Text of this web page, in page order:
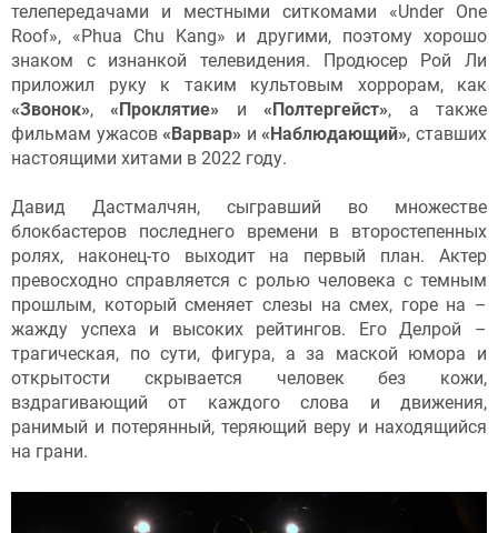
телепередачами и местными ситкомами «Under One
Roof», «Phua Chu Kang» и другими, поэтому хорошо
знаком с изнанкой телевидения. Продюсер Рой Ли
приложил руку к таким культовым хоррорам, как
«Звонок»,«Проклятие» и «Полтергейст», а также
фильмам ужасов«Варвар» и«Наблюдающий», ставших
настоящими хитами в 2022 году.
Давид Дастмалчян, сыгравший во множестве
блокбастеров последнего времени в второстепенных
ролях, наконец-то выходит на первый план. Актер
превосходно справляется с ролью человека с темным
прошлым, который сменяет слезы на смех, горе на –
жажду успеха и высоких рейтингов. Его Делрой –
трагическая, по сути, фигура, а за маской юмора и
открытости скрывается человек без кожи,
вздрагивающий от каждого слова и движения,
ранимый и потерянный, теряющий веру и находящийся
на грани.